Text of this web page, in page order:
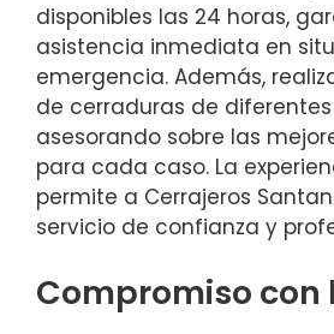
disponibles las 24 horas,
asistencia inmediata en
emergencia. Además,
de cerraduras de
asesorando sobre las
para cada caso. La
permite a Cerrajeros
servicio de confianza y
Compromiso